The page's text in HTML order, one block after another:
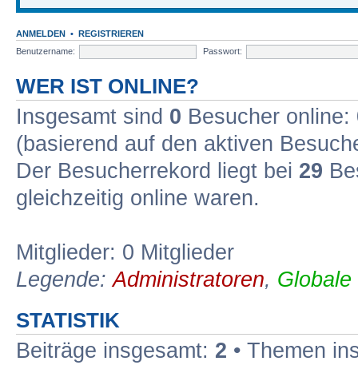
ANMELDEN • REGISTRIEREN
Benutzername:
Passwort:
WER IST ONLINE?
Insgesamt sind 0 Besucher
(basierend auf den aktiven
Der Besucherrekord liegt bei 29
gleichzeitig online waren.
Mitglieder: 0 Mitglieder
Legende:Administratoren,
STATISTIK
Beiträge insgesamt: 2 • Themen